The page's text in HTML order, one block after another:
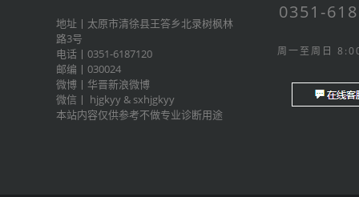
地址丨太原市清徐县王答乡北录树枫林
路3号
电话丨0351-6187120
邮编丨030024
微博丨 华晋新浪微博
微信丨 hjgkyy & sxhjgkyy
本站内容仅供参考不做专业诊断用途
0351-
周一至周日